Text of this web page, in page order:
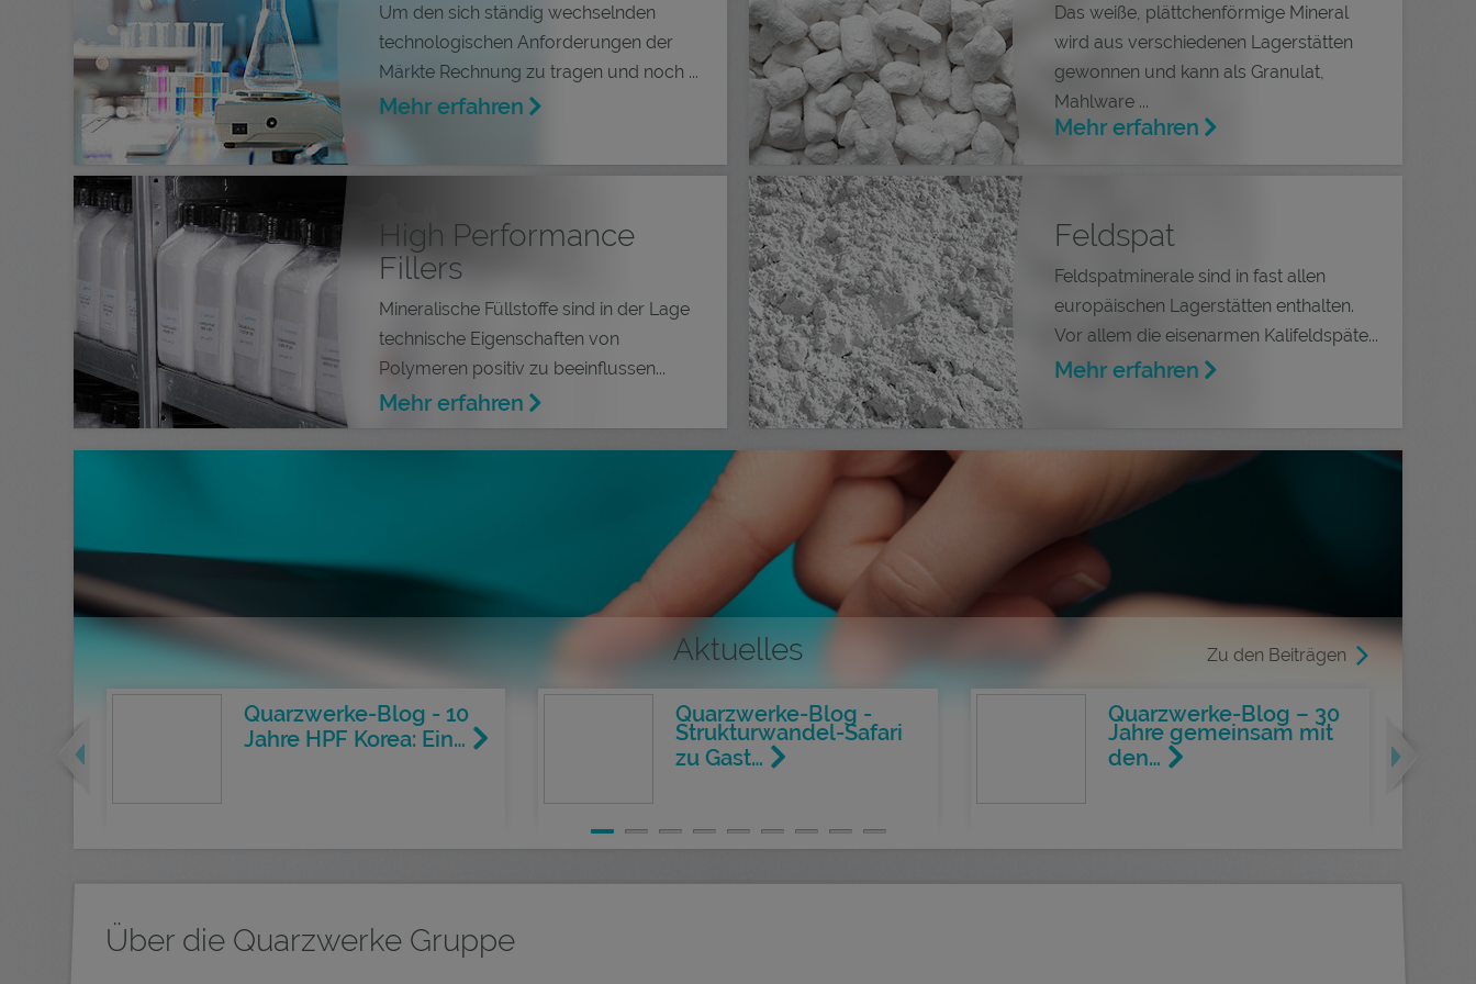
Um den sich ständig wechselnden
technologischen Anforderungen der
Märkte Rechnung zu tragen und noch ...
Mehr erfahren
Das weiße, plättchenförmige Mineral
wird aus verschiedenen Lagerstätten
gewonnen und kann als Granulat,
Mahlware ...
Mehr erfahren
High Performance
Fillers
Mineralische Füllstoffe sind in der Lage
technische Eigenschaften von
Polymeren positiv zu beeinflussen...
Mehr erfahren
Feldspat
Feldspatminerale sind in fast allen
europäischen Lagerstätten enthalten.
Vor allem die eisenarmen Kalifeldspäte...
Mehr erfahren
Aktuelles Zu den Beiträgen
Quarzwerke-Blog - 10
Jahre HPF Korea: Ein…
Quarzwerke-Blog -
Strukturwandel-Safari
zu Gast…
Quarzwerke-Blog – 30
Jahre gemeinsam mit
den…
Previous
Über die Quarzwerke Gruppe